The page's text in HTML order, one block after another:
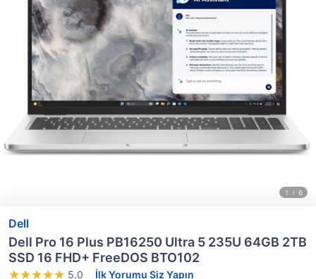
Dell
Dell Pro 16 Plus PB16250 Ultra 5 235U 64GB 2TB
SSD 16 FHD+ FreeDOS BTO102
5.0
İlk Yorumu Siz Yapın